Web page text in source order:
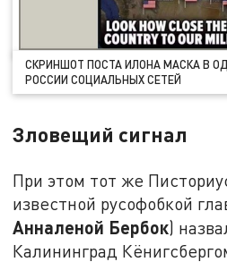
СКРИНШОТ ПОСТА ИЛОНА МАСКА В
РОССИИ СОЦИАЛЬНЫХ СЕТЕЙ
Зловещий сигнал
При этом тот же
известной русофобкой
Анналеной Бербок)
Калининград